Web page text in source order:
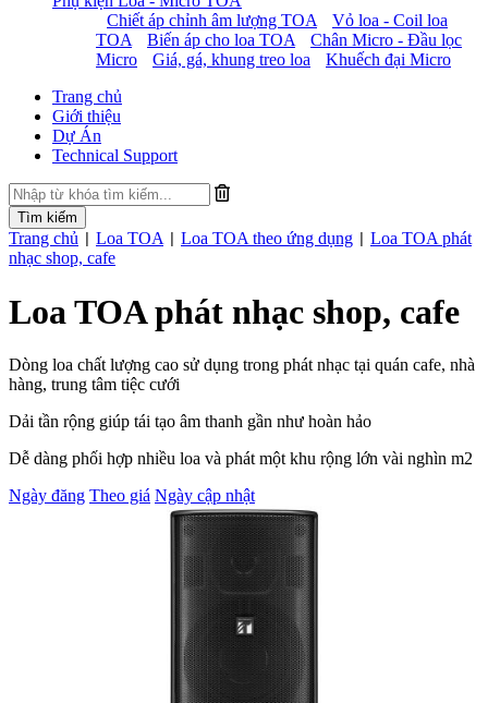
Chiết áp chỉnh âm lượng TOA
Vỏ loa - Coil loa
TOA
Biến áp cho loa TOA
Chân Micro - Đầu lọc
Micro
Giá, gá, khung treo loa
Khuếch đại Micro
Trang chủ
Giới thiệu
Dự Án
Technical Support
Trang chủ Loa TOA Loa TOA theo ứng dụng
Loa TOA phát
nhạc shop, cafe
Loa TOA phát nhạc shop, cafe
Dòng loa chất lượng cao sử dụng trong phát nhạc tại quán cafe, nhà
hàng, trung tâm tiệc cưới
Dải tần rộng giúp tái tạo âm thanh gần như hoàn hảo
Dễ dàng phối hợp nhiều loa và phát một khu rộng lớn vài nghìn m2
Ngày đăng Theo giá Ngày cập nhật